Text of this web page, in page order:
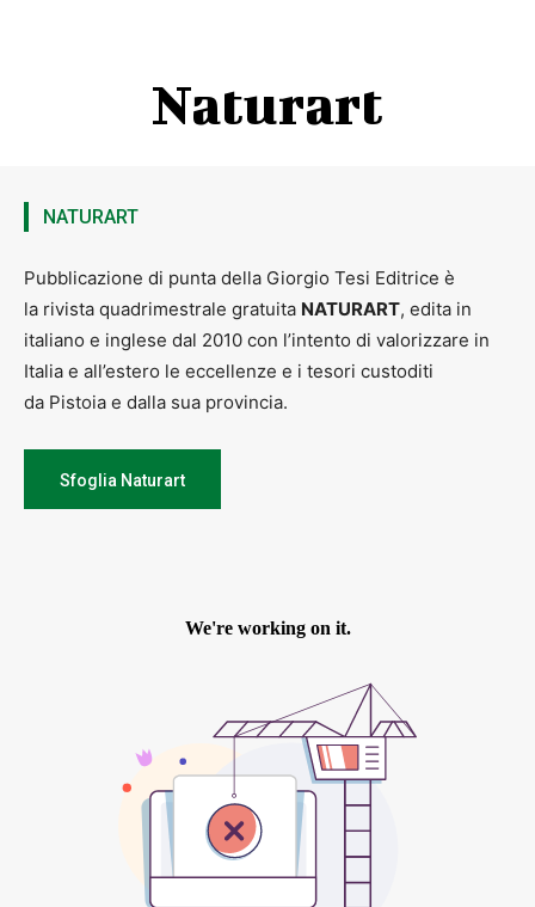
Naturart
NATURART
Pubblicazione di punta della Giorgio Tesi Editrice è
la rivista quadrimestrale gratuita NATURART, edita in
italiano e inglese dal 2010 con l’intento di valorizzare in
Italia e all’estero le eccellenze e i tesori custoditi
da Pistoia e dalla sua provincia.
Sfoglia Naturart